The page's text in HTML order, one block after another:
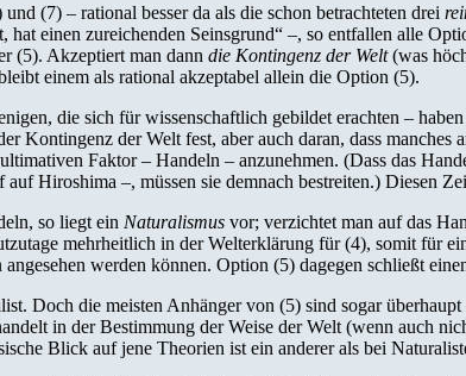
(7) – rational besser da als die schon betrachteten drei
einen zureichenden Seinsgrund“ –, so entfallen alle
(5). Akzeptiert man dann die Kontingenz der Welt(was
einem als rational akzeptabel allein die Option (5).
die sich für wissenschaftlich gebildet erachten –
Kontingenz der Welt fest, aber auch daran, dass
Faktor – Handeln – anzunehmen. (Dass das
Hiroshima –, müssen sie demnach bestreiten.) Diesen
so liegt ein Naturalismus vor; verzichtet man auf das
mehrheitlich in der Welterklärung für (4), somit für
werden können. Option (5) dagegen schließt
Doch die meisten Anhänger von (5) sind sogar
in der Bestimmung der Weise der Welt (wenn auch
Blick auf jene Theorien ist ein anderer als bei